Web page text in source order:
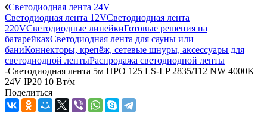
Светодиодная лента 24V
Светодиодная лента 12VСветодиодная лента
220VСветодиодные линейкиГотовые решения на
батарейкахСветодиодная лента для сауны или
баниКоннекторы, крепёж, сетевые шнуры, аксессуары для
светодиодной лентыРаспродажа светодиодной ленты
-Светодиодная лента 5м ПРО 125 LS-LP 2835/112 NW 4000K
24V IP20 10 Вт/м
Поделиться